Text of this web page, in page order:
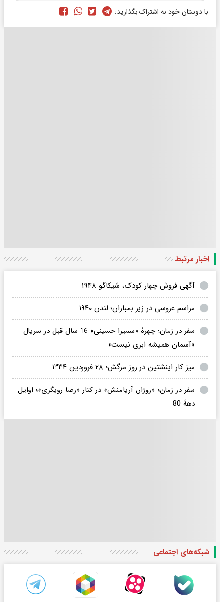
با دوستان خود به اشتراک بگذارید:
اخبار مرتبط
آگهی فروش چهار کودک، شیکاگو ۱۹۴۸
مراسم عروسی در زیر بمباران؛ لندن ۱۹۴۰
سفر در زمان؛ چهرۀ «سمیرا حسینی» 16 سال قبل در سریال
«آسمان همیشه ابری نیست»
میز کار اینشتین در روز مرگش؛ ۲۸ فروردین ۱۳۳۴
سفر در زمان؛ «روژان آریامنش» در کنار «رضا رویگری»؛ اوایل
دهۀ 80
شبکه‌های اجتماعی